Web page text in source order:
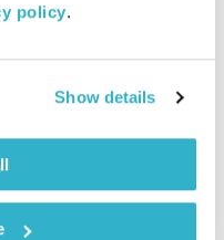
policy.
Show details
דליק ווליניץ ושמואל שאול ברצועה
אודיו